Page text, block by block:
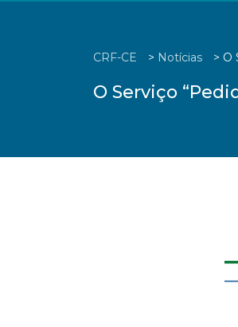
CRF-CE > Notícias > O
O Serviço